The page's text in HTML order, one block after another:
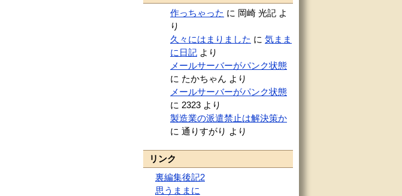
イ
作っちゃった に 岡崎 光記 よ
り
久々にはまりました に 気まま
に日記 より
メールサーバーがパンク状態
に たかちゃん より
メールサーバーがパンク状態
に 2323 より
製造業の派遣禁止は解決策か
に 通りすがり より
リンク
裏編集後記2
思うままに